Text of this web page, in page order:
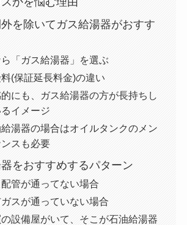
を除いてガス給湯器がおすす
「ガス給湯器」を選ぶ
(保証延長料金)の違い
にも、ガス給湯器の方が長持ちし
イメージ
湯器の場合はオイルタンクのメン
スも必要
をおすすめするパターン
配管が通ってない場合
スが通っていない場合
設備屋がいて、そこが石油給湯器